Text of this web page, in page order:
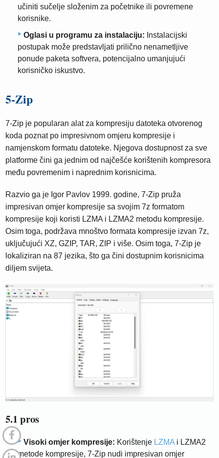
učiniti sučelje složenim za početnike ili povremene
korisnike.
Oglasi u programu za instalaciju: Instalacijski
postupak može predstavljati prilično nenametljive
ponude paketa softvera, potencijalno umanjujući
korisničko iskustvo.
5-Zip
7-Zip je popularan alat za kompresiju datoteka otvorenog
koda poznat po impresivnom omjeru kompresije i
namjenskom formatu datoteke. Njegova dostupnost za sve
platforme čini ga jednim od najčešće korištenih kompresora
među povremenim i naprednim korisnicima.
Razvio ga je Igor Pavlov 1999. godine, 7-Zip pruža
impresivan omjer kompresije sa svojim 7z formatom
kompresije koji koristi LZMA i LZMA2 metodu kompresije.
Osim toga, podržava mnoštvo formata kompresije izvan 7z,
uključujući XZ, GZIP, TAR, ZIP i više. Osim toga, 7-Zip je
lokaliziran na 87 jezika, što ga čini dostupnim korisnicima
diljem svijeta.
5.1 pros
Visoki omjer kompresije: Korištenje LZMA i LZMA2
metode kompresije, 7-Zip nudi impresivan omjer